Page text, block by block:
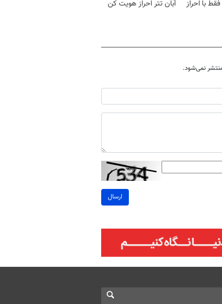
با احراز
آبان تتر احراز هویت کن
نمی‌شود.
ارسال